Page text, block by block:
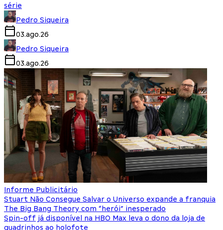
série
Pedro Siqueira
03.ago.26
Pedro Siqueira
03.ago.26
Informe Publicitário
Stuart Não Consegue Salvar o Universo expande a franquia
The Big Bang Theory com “herói” inesperado
Spin-off já disponível na HBO Max leva o dono da loja de
quadrinhos ao holofote